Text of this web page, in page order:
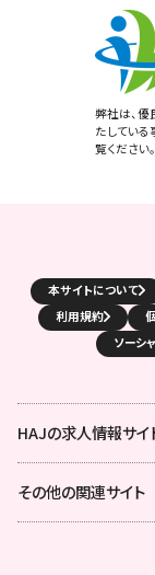
弊社は、
たしている
覧ください。
本サイトについて
利用規約
ソーシ
HAJの求人情報サイ
その他の関連サイト